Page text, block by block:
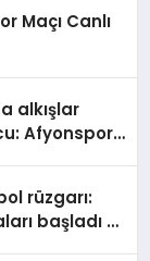
Maçı Canlı
alkışlar
Afyonspor
rüzgarı:
başladı –